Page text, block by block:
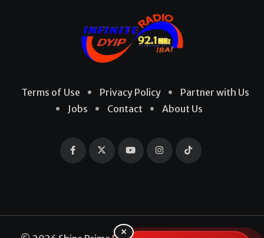
Terms of Use Privacy Policy
Partner with Us
Jobs
Contact About Us
×